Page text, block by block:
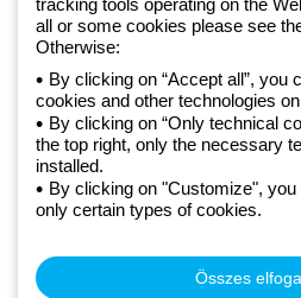
Adatvédelmi szabályzat
Cookie szabályzat
Általános szerződési feltételek
Minden szabályzat
Accessibility
Credits
to the direction and coordination of
tracking tools operating on the
all or some cookies please see
Otherwise:
By clicking on “Accept all”, you
cookies and other technologies
By clicking on “Only technical
the top right, only the necessary
installed.
By clicking on "Customize",
only certain types of cookies.
Összes